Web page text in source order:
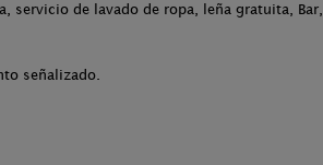
servicio de lavado de ropa, leña gratuita, Bar,
señalizado.